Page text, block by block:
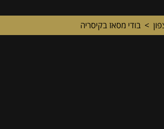
> בודי מסאז בקיסריה